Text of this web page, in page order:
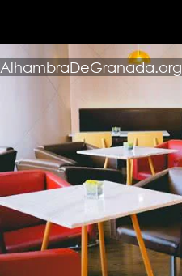
AlhambraDeGranada.org